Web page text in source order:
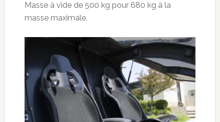
Masse à vide de 500 kg pour 680 kg à la
masse maximale.